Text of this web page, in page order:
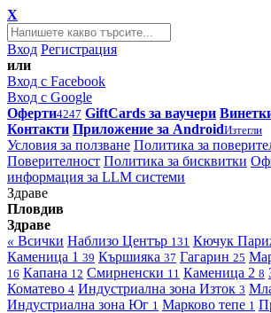
X
Вход Регистрация
или
Вход с Facebook
Вход с Google
Оферти4247 GiftCards за ваучери
Контакти Приложение за AndroidИзтегли
Условия за ползване Политика за
Поверителност Политика за бисквитки
информация за LLM системи
Здраве
Пловдив
Здраве
« Всички Наблизо Център 131 Кючук
Каменица 1 39 Кършияка 37 Гагарин 25
16 Капана 12 Смирненски 11 Каменица 2 8
Коматево 4 Индустриална зона Изток 3
Индустриална зона Юг 1 Марково тепе 1